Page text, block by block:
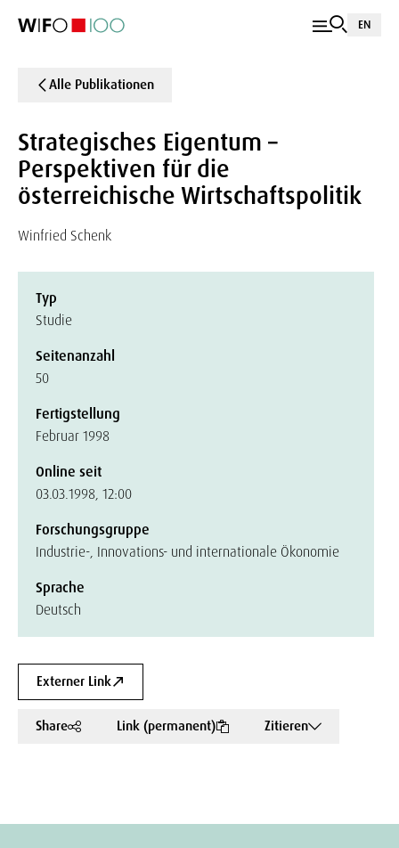
EN
Alle Publikationen
Strategisches Eigentum –
Perspektiven für die
österreichische Wirtschaftspolitik
Winfried Schenk
Typ
Studie
Seitenanzahl
50
Fertigstellung
Februar 1998
Online seit
03.03.1998, 12:00
Forschungsgruppe
Industrie-, Innovations- und internationale Ökonomie
Sprache
Deutsch
Externer Link
Share Link (permanent) Zitieren